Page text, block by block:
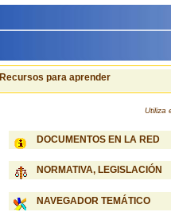
Recursos para aprender
Utiliza
DOCUMENTOS EN LA RED
NORMATIVA, LEGISLACIÓN
NAVEGADOR TEMÁTICO